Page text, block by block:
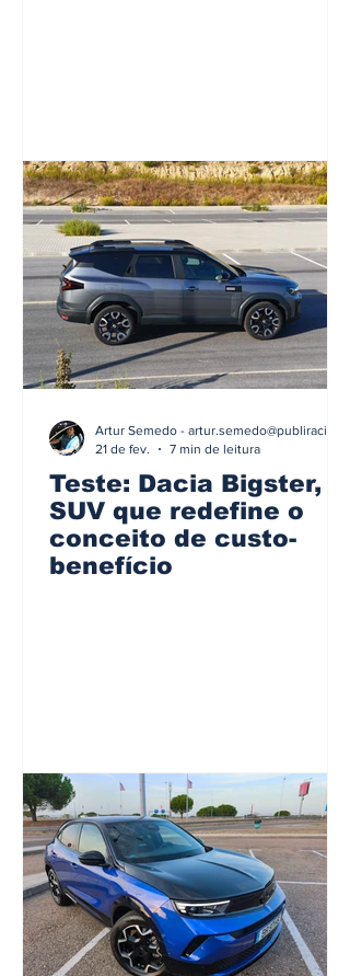
Teste: Dacia Bigster, o
SUV que redefine o
conceito de custo-
benefício
21 de fev.
7 min de leitura